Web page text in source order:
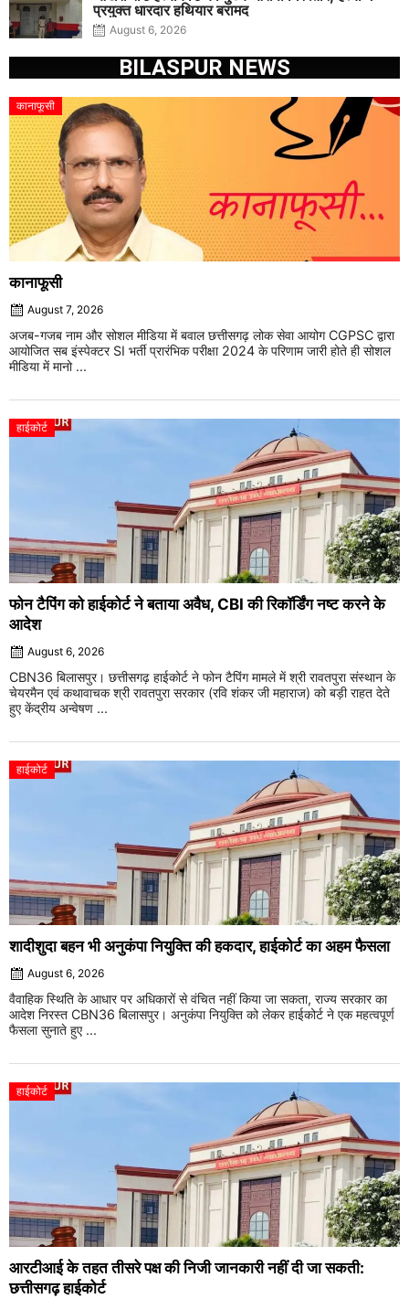
प्रयुक्त धारदार हथियार बरामद
August 6, 2026
BILASPUR NEWS
कानाफूसी
कानाफूसी
August 7, 2026
अजब-गजब नाम और सोशल मीडिया में बवाल छत्तीसगढ़ लोक सेवा आयोग CGPSC द्वारा
आयोजित सब इंस्पेक्टर SI भर्ती प्रारंभिक परीक्षा 2024 के परिणाम जारी होते ही सोशल
मीडिया में मानो ...
हाईकोर्ट
फोन टैपिंग को हाईकोर्ट ने बताया अवैध, CBI की रिकॉर्डिंग नष्ट करने के
आदेश
August 6, 2026
CBN36 बिलासपुर। छत्तीसगढ़ हाईकोर्ट ने फोन टैपिंग मामले में श्री रावतपुरा संस्थान के
चेयरमैन एवं कथावाचक श्री रावतपुरा सरकार (रवि शंकर जी महाराज) को बड़ी राहत देते
हुए केंद्रीय अन्वेषण ...
हाईकोर्ट
शादीशुदा बहन भी अनुकंपा नियुक्ति की हकदार, हाईकोर्ट का अहम फैसला
August 6, 2026
वैवाहिक स्थिति के आधार पर अधिकारों से वंचित नहीं किया जा सकता, राज्य सरकार का
आदेश निरस्त CBN36 बिलासपुर। अनुकंपा नियुक्ति को लेकर हाईकोर्ट ने एक महत्वपूर्ण
फैसला सुनाते हुए ...
हाईकोर्ट
आरटीआई के तहत तीसरे पक्ष की निजी जानकारी नहीं दी जा सकती:
छत्तीसगढ़ हाईकोर्ट